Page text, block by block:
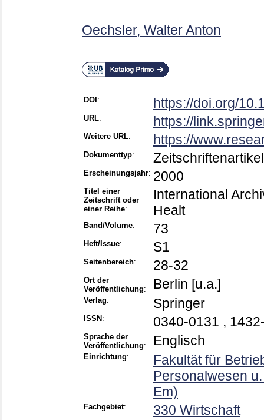
Oechsler, Walter Anton
DOI : https://doi.org/
URL: https://
Weitere URL: https://
Dokumenttyp: Zeitschriftenartikel
Erscheinungsjahr: 2000
Titel einer
Zeitschrift oder
einer Reihe:
International
Healt
Band/Volume: 73
Heft/Issue: S1
Seitenbereich: 28-32
Ort der
Veröffentlichung: Berlin [u.a.]
Verlag: Springer
ISSN : 0340-0131 ,
Sprache der
Veröffentlichung: Englisch
Einrichtung:
Fakultät für
Personalwesen
Em)
Fachgebiet: 330 Wirtschaft